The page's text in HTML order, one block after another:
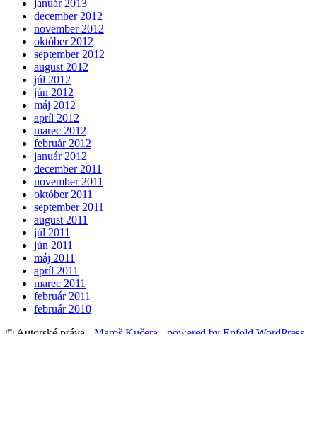
január 2013
december 2012
november 2012
október 2012
september 2012
august 2012
júl 2012
jún 2012
máj 2012
apríl 2012
marec 2012
február 2012
január 2012
december 2011
november 2011
október 2011
september 2011
august 2011
júl 2011
jún 2011
máj 2011
apríl 2011
marec 2011
február 2011
február 2010
© Autorské práva - Maroš Kučera
powered by Enfold WordPress